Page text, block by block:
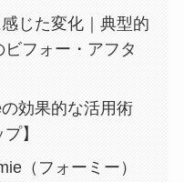
じた変化｜典型的
フォー・アフタ
効果的な活用術
】
（フォーミー）